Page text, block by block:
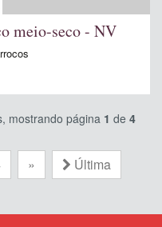
meio-seco - NV
mostrando página 1 de 4
» Última